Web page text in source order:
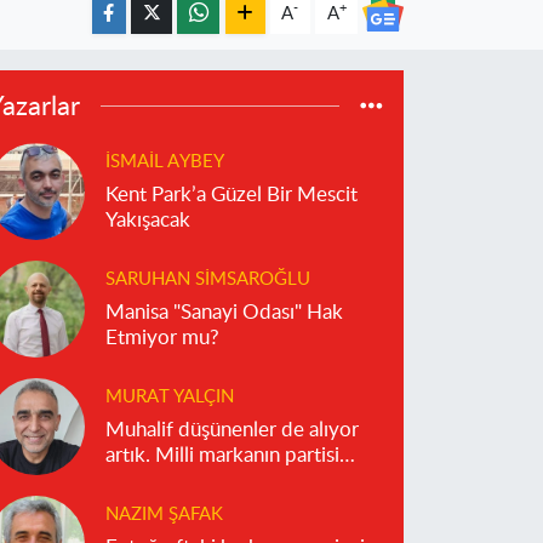
A- A+
İSMAIL AYBEY
Kent Park’a Güzel Bir Mescit
Yakışacak
SARUHAN SIMSAROĞLU
Manisa "Sanayi Odası" Hak
Etmiyor mu?
MURAT YALÇIN
Muhalif düşünenler de alıyor
artık. Milli markanın partisi
NAZIM ŞAFAK